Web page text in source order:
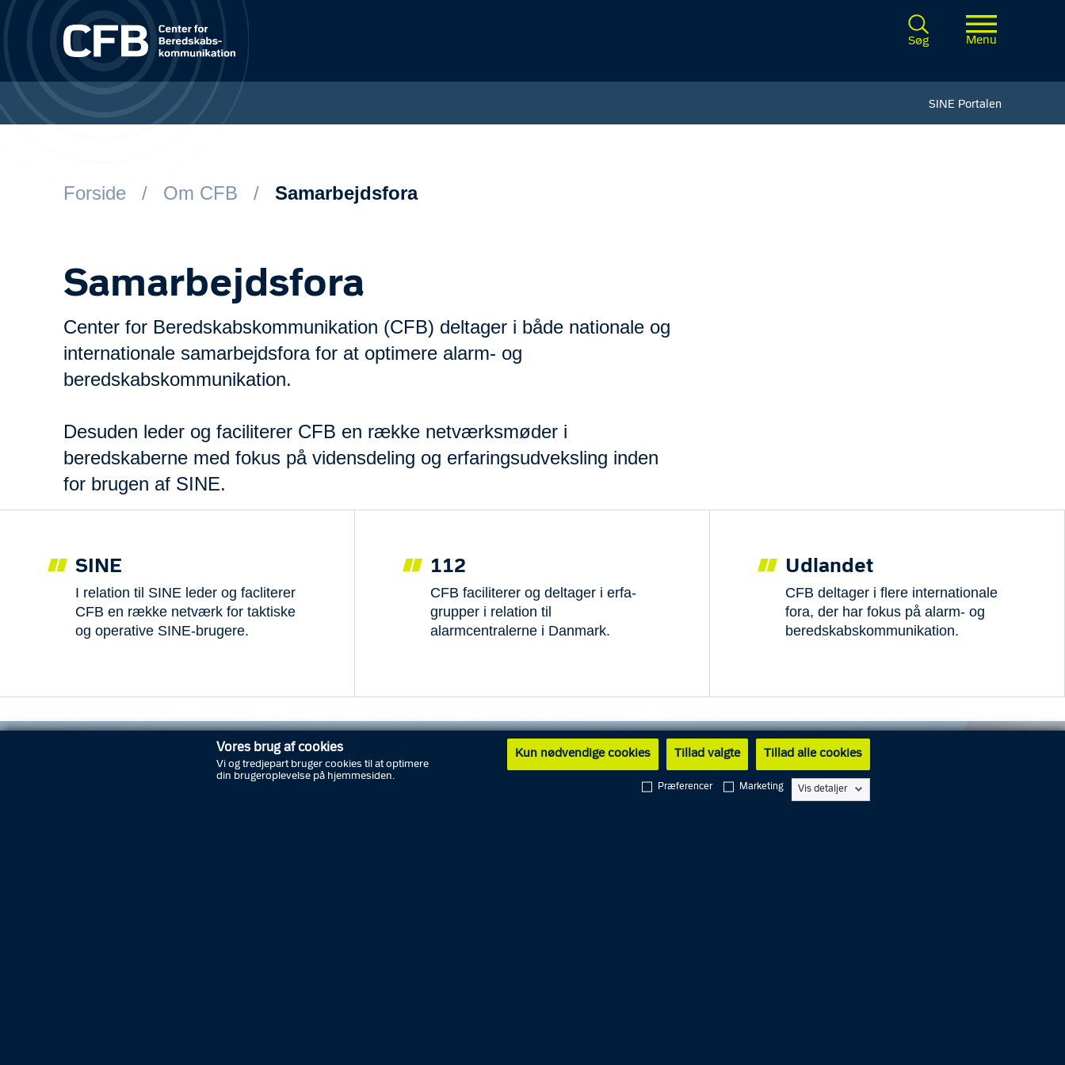
Vores brug af cookies
Vi og tredjepart bruger cookies til at optimere
din brugeroplevelse på hjemmesiden.
Kun nødvendige cookies Tillad valgte Tillad alle cookies
Præferencer Marketing Vis detaljer
Spring til hovedindhold
Søg Menu
SINE Portalen
Forside Om CFB Samarbejdsfora
Samarbejdsfora
Center for Beredskabskommunikation (CFB) deltager i både nationale og
internationale samarbejdsfora for at optimere alarm- og
beredskabskommunikation.
Desuden leder og faciliterer CFB en række netværksmøder i
beredskaberne med fokus på vidensdeling og erfaringsudveksling inden
for brugen af SINE.
SINE
I relation til SINE leder og facliterer
CFB en række netværk for taktiske
og operative SINE-brugere.
112
CFB faciliterer og deltager i erfa-
grupper i relation til
alarmcentralerne i Danmark.
Udlandet
CFB deltager i flere internationale
fora, der har fokus på alarm- og
beredskabskommunikation.